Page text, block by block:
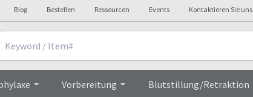
Blog Bestellen Ressourcen Events Kontaktieren Sie uns
Vorbereitung Blutstillung/Retraktion